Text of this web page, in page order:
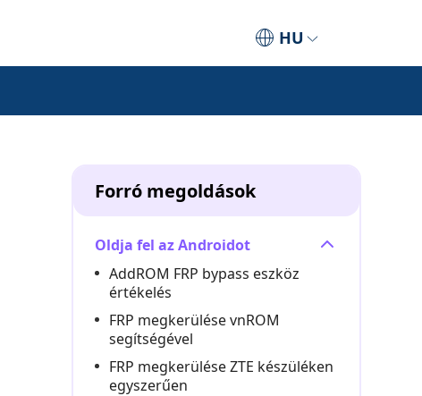
HU
Forró megoldások
Oldja fel az Androidot
AddROM FRP bypass eszköz
értékelés
FRP megkerülése vnROM
segítségével
FRP megkerülése ZTE készüléken
egyszerűen